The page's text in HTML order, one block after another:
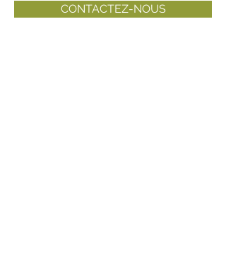
CONTACTEZ-NOUS